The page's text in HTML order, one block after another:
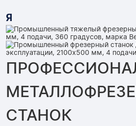
Я
СТАНОК